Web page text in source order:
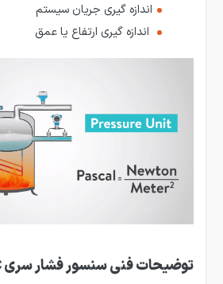
اندازه گیری جریان سیستم
اندازه گیری ارتفاع یا عمق
توضیحات فنی سنسور فشار سری PTC